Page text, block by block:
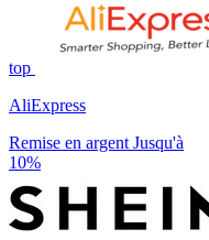
top
AliExpress
Remise en argent Jusqu'à
10%